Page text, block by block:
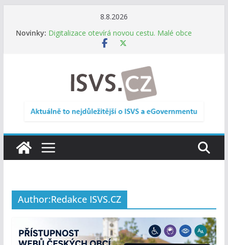
8.8.2026
Novinky: novou mobilní aplikaci
Digitalizace otevírá novou cestu. Malé obce
DIA: Stát poprvé v historii zapojuje širokou
veřejnost do testování digitálních služeb
DIA: Informační systém dlouhodobého řízení
(ISDŘ) je od července v plném provozu
RVIS – Výbor pro architekturu a řízení ICT
zveřejnil materiály z nového jednání
Author:Redakce ISVS.CZ